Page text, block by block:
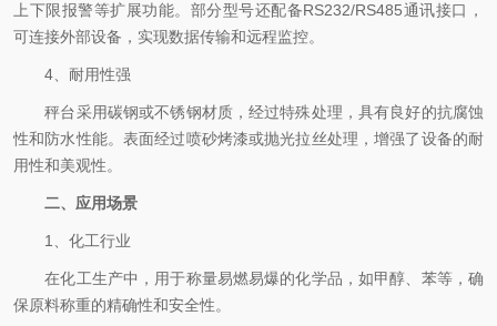
上下限报警等扩展功能。部分型号还配备RS232/RS485通讯接口，
可连接外部设备，实现数据传输和远程监控。
4、耐用性强
秤台采用碳钢或不锈钢材质，经过特殊处理，具有良好的抗腐蚀
性和防水性能。表面经过喷砂烤漆或抛光拉丝处理，增强了设备的耐
用性和美观性。
二、应用场景
1、化工行业
在化工生产中，用于称量易燃易爆的化学品，如甲醇、苯等，确
保原料称重的精确性和安全性。